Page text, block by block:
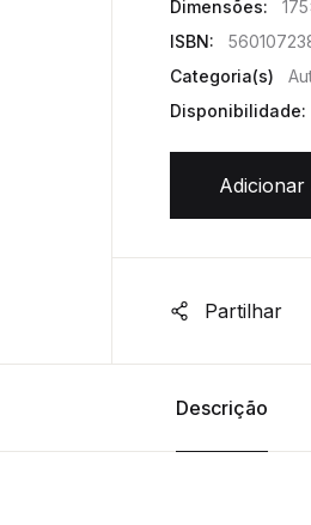
Dimensões:
ISBN:
Categoria(s)
Disponibilidade:
Partilhar
Descrição